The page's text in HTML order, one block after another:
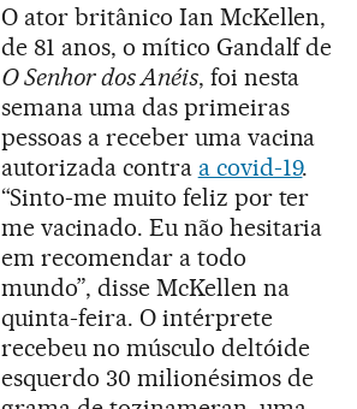
O ator britânico Ian McKellen,
de 81 anos, o mítico Gandalf de
O Senhor dos Anéis, foi nesta
semana uma das primeiras
pessoas a receber uma vacina
autorizada contra a covid-19.
“Sinto-me muito feliz por ter
me vacinado. Eu não hesitaria
em recomendar a todo
mundo”, disse McKellen na
quinta-feira. O intérprete
recebeu no músculo deltóide
esquerdo 30 milionésimos de